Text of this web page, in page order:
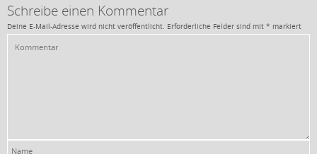
Schreibe einen Kommentar
Deine E-Mail-Adresse wird nicht veröffentlicht. Erforderliche Felder sind mit * markiert